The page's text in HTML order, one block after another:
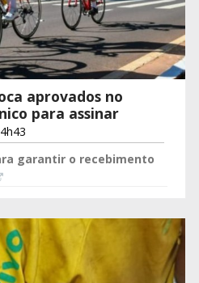
aprovados no
para assinar
garantir o recebimento